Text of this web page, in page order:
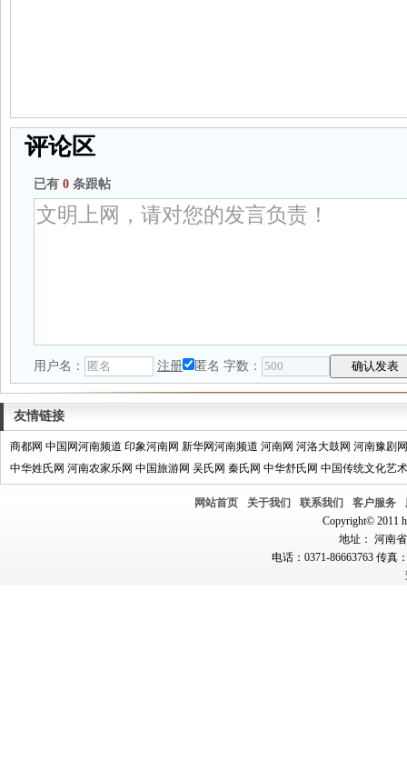
评论区
已有 0 条跟帖
用户名： 注册 匿名 字数：
友情链接
商都网 中国网河南频道 印象河南网 新华网河南频道 河南网 河洛大鼓网 河南豫剧网
中华姓氏网 河南农家乐网 中国旅游网 吴氏网 秦氏网 中华舒氏网 中国传统文化艺
网站首页 关于我们 联系我们 客户服务
Copyright© 2011
地址： 河南
电话：0371-86663763 传真